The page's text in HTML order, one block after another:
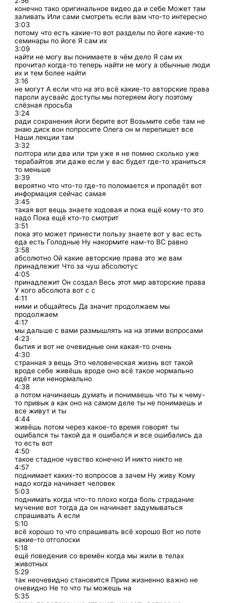
конечно тако оригинальное видео да и себе Может там
заливать Или сами смотреть если вам что-то интересно
3:03
потому что есть какие-то вот разделы по йоге какие-то
семинары по йоге Я сам их
3:09
найти не могу вы понимаете в чём дело Я сам их
прочитал когда-то теперь найти не могу а обычные люди
их и тем более найти
3:16
не могут А если что на это всё какие-то авторские права
пароли аусвайс доступы мы потеряем йогу поэтому
слёзная просьба
3:24
ради сохранения йоги берите вот Возьмите себе там не
знаю диск вон попросите Олега он м перепишет все
Наши лекции там
3:32
полтора или два или три уже я не помню сколько уже
терабайтов эти даже если у вас будет где-то храниться
то меньше
3:39
вероятно что что-то где-то поломается и пропадёт вот
информация сейчас самая
3:45
такая вот вещь знаете ходовая и пока ещё кому-то это
надо Пока ещё кто-то смотрит
3:51
пока это может принести пользу знаете вот у вас есть
еда есть Голодные Ну накормите нам-то ВС равно
3:58
абсолютно Ой какие авторские права это же вам
принадлежит Что за чуш абсолютус
4:05
принадлежит Он создал Весь этот мир авторские права
У кого абсолюта вот с с
4:11
ними и общайтесь Да значит продолжаем мы
продолжаем
4:17
мы дальше с вами размышлять на на этими вопросами
4:23
бытия и вот не очевидные они какая-то очень
4:30
странная э вещь Это человеческая жизнь вот такой
вроде себе живёшь вроде оно всё такое нормально
идёт или ненормально
4:38
а потом начинаешь думать и понимаешь что ты к чему-
то привык а как оно на самом деле ты не понимаешь и
все живут и ты
4:44
живёшь потом через какое-то время говорят ты
ошибался ты такой да я ошибался и все ошибались да
то есть вот
4:50
такое стадное чувство конечно И никто никто не
4:57
поднимает каких-то вопросов а зачем Ну живу Кому
надо когда начинает человек
5:03
поднимать когда что-то плохо когда боль страдание
мучение вот тогда да он начинает задумываться
спрашивать А если
5:10
всё хорошо то что спрашивать всё хорошо Вот но поте
какие-то отголоски
5:18
ещё поведения со времён когда мы жили в телах
животных
5:29
так неочевидно становится Прим жизненно важно не
очевидно Не то что ты можешь на
5:35